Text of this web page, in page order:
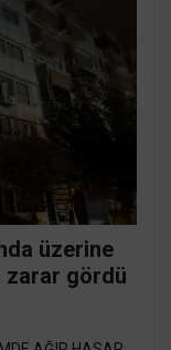
üzerine
zarar gördü